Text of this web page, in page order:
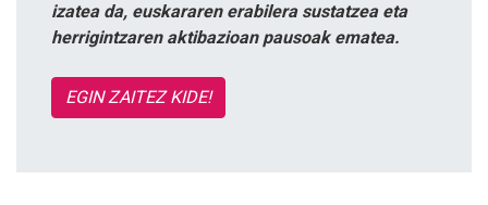
izatea da, euskararen erabilera sustatzea eta
herrigintzaren aktibazioan pausoak ematea.
EGIN ZAITEZ KIDE!